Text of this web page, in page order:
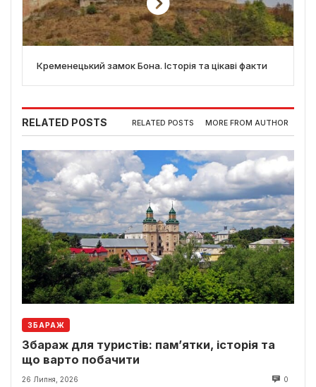
Кременецький замок Бона. Історія та цікаві факти
RELATED POSTS RELATED POSTS MORE FROM AUTHOR
ЗБАРАЖ
Збараж для туристів: пам’ятки, історія та
що варто побачити
26 Липня, 2026 0